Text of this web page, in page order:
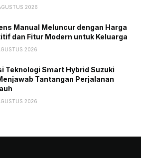
eksklusivitas tinggi bagi
Headline
2026
Manual Meluncur dengan Harga
dan Fitur Modern untuk Keluarga
2026
Teknologi Smart Hybrid Suzuki
Tantangan Perjalanan
2026